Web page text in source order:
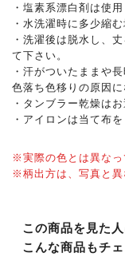
・塩素系漂白剤は使
・水洗濯時に多少縮
・洗濯後は脱水し、
て下さい。
・汗がついたままや
色落ち色移りの原因
・タンブラー乾燥はお
・アイロンは当て布
※実際の色とは異なっ
※柄出方は、写真と異
この商品を見た人
こんな商品もチ